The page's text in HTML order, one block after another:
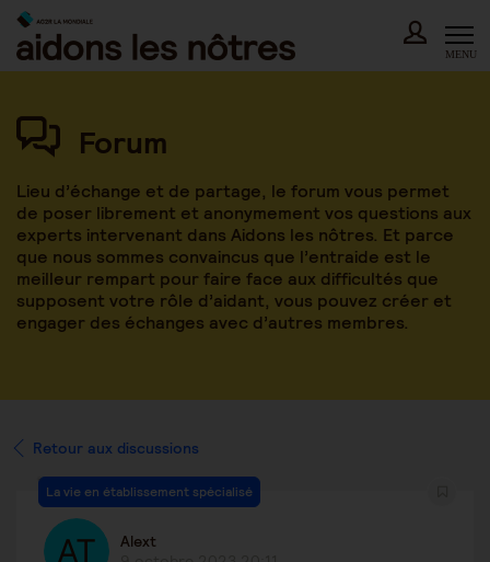
Skip
content
MENU
Forum
Lieu d’échange et de partage, le forum vous permet
de poser librement et anonymement vos questions aux
experts intervenant dans Aidons les nôtres. Et parce
que nous sommes convaincus que l’entraide est le
meilleur rempart pour faire face aux difficultés que
supposent votre rôle d’aidant, vous pouvez créer et
engager des échanges avec d’autres membres.
Retour aux discussions
La vie en établissement spécialisé
Alext